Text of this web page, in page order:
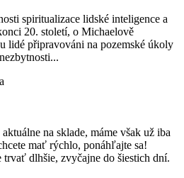
spiritualizace lidské inteligence a
20. století, o Michaelově
lidé připravováni na pozemské úkoly
na sklade, máme však už iba
mať rýchlo, ponáhľajte sa!
dlhšie, zvyčajne do šiestich dní.